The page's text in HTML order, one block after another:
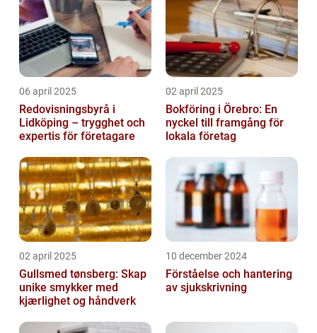
06 april 2025
Redovisningsbyrå i
Lidköping – trygghet och
expertis för företagare
02 april 2025
Bokföring i Örebro: En
nyckel till framgång för
lokala företag
02 april 2025
Gullsmed tønsberg: Skap
unike smykker med
kjærlighet og håndverk
10 december 2024
Förståelse och hantering
av sjukskrivning